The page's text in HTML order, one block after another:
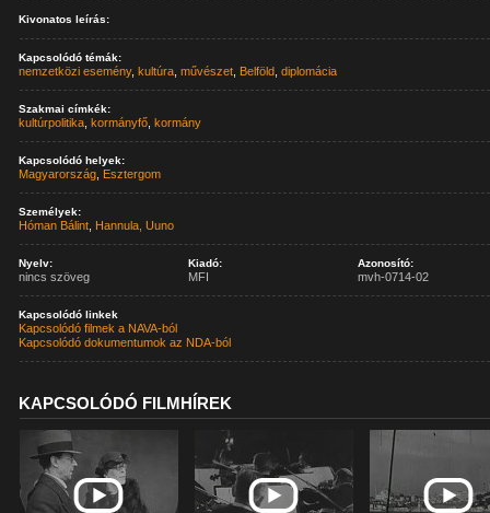
Kivonatos leírás:
Kapcsolódó témák:
nemzetközi esemény,kultúra ,művészet Belföld ,diplomácia
Szakmai címkék:
kultúrpolitika ,kormányfő ,kormány
Kapcsolódó helyek:
Magyarország Esztergom
Személyek:
Hóman Bálint Hannula, Uuno
Nyelv:
nincs szöveg
Kiadó:
MFI
Azonosító:
mvh-0714-02
Kapcsolódó linkek
Kapcsolódó filmek a NAVA-ból
Kapcsolódó dokumentumok az NDA-ból
KAPCSOLÓDÓ FILMHÍREK